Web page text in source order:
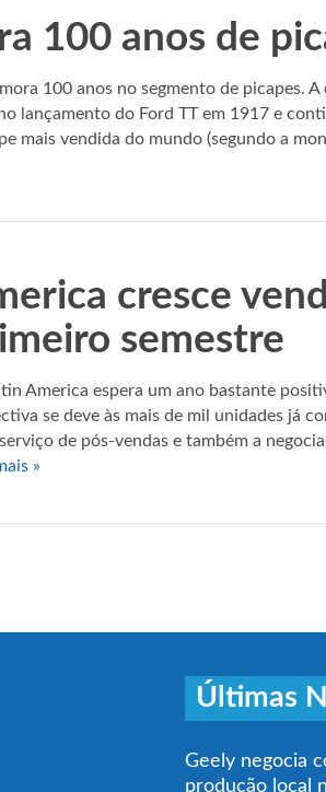
100 anos de
100 anos no segmento de picapes.
lançamento do Ford TT em 1917 e
mais vendida do mundo (segundo a
cresce
semestre
America espera um ano bastante
se deve às mais de mil unidades já
de pós-vendas e também a
»
Últimas
Geely negocia
produção local